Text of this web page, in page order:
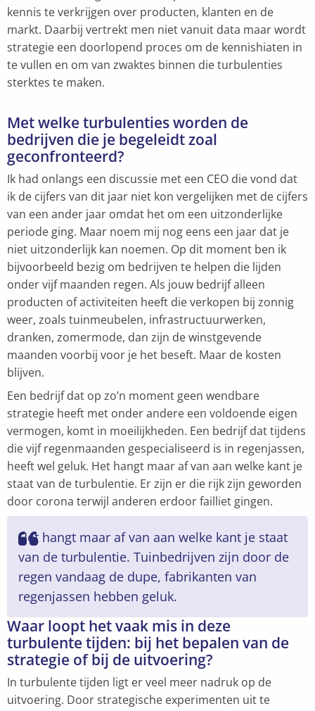
kennis te verkrijgen over producten, klanten en de
markt. Daarbij vertrekt men niet vanuit data maar wordt
strategie een doorlopend proces om de kennishiaten in
te vullen en om van zwaktes binnen die turbulenties
sterktes te maken.
Met welke turbulenties worden de
bedrijven die je begeleidt zoal
geconfronteerd?
Ik had onlangs een discussie met een CEO die vond dat
ik de cijfers van dit jaar niet kon vergelijken met de cijfers
van een ander jaar omdat het om een uitzonderlijke
periode ging. Maar noem mij nog eens een jaar dat je
niet uitzonderlijk kan noemen. Op dit moment ben ik
bijvoorbeeld bezig om bedrijven te helpen die lijden
onder vijf maanden regen. Als jouw bedrijf alleen
producten of activiteiten heeft die verkopen bij zonnig
weer, zoals tuinmeubelen, infrastructuurwerken,
dranken, zomermode, dan zijn de winstgevende
maanden voorbij voor je het beseft. Maar de kosten
blijven.
Een bedrijf dat op zo’n moment geen wendbare
strategie heeft met onder andere een voldoende eigen
vermogen, komt in moeilijkheden. Een bedrijf dat tijdens
die vijf regenmaanden gespecialiseerd is in regenjassen,
heeft wel geluk. Het hangt maar af van aan welke kant je
staat van de turbulentie. Er zijn er die rijk zijn geworden
door corona terwijl anderen erdoor failliet gingen.
Het hangt maar af van aan welke kant je staat
van de turbulentie. Tuinbedrijven zijn door de
regen vandaag de dupe, fabrikanten van
regenjassen hebben geluk.
Waar loopt het vaak mis in deze
turbulente tijden: bij het bepalen van de
strategie of bij de uitvoering?
In turbulente tijden ligt er veel meer nadruk op de
uitvoering. Door strategische experimenten uit te